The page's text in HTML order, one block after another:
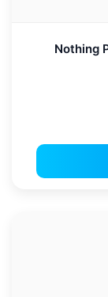
Nothing